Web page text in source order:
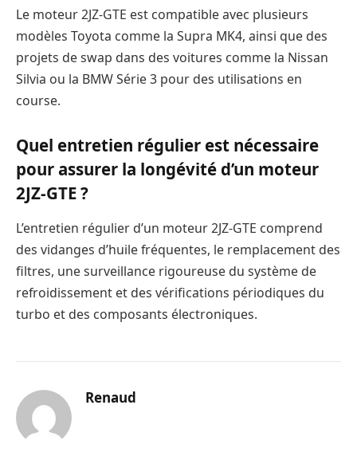
Le moteur 2JZ-GTE est compatible avec plusieurs
modèles Toyota comme la Supra MK4, ainsi que des
projets de swap dans des voitures comme la Nissan
Silvia ou la BMW Série 3 pour des utilisations en
course.
Quel entretien régulier est nécessaire
pour assurer la longévité d’un moteur
2JZ-GTE ?
L’entretien régulier d’un moteur 2JZ-GTE comprend
des vidanges d’huile fréquentes, le remplacement des
filtres, une surveillance rigoureuse du système de
refroidissement et des vérifications périodiques du
turbo et des composants électroniques.
Renaud